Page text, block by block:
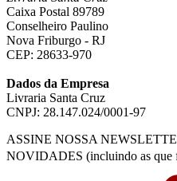
Caixa Postal 89789
Conselheiro Paulino
Nova Friburgo - RJ
CEP: 28633-970
Dados da Empresa
Livraria Santa Cruz
CNPJ: 28.147.024/0001-97
ASSINE NOSSA
NOVIDADES (incluindo as que